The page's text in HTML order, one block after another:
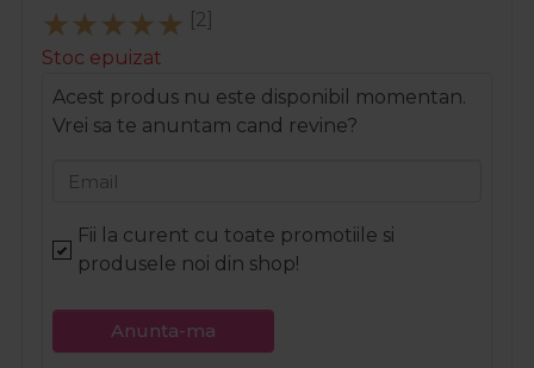
[2]
Stoc epuizat
Acest produs nu este disponibil momentan.
Vrei sa te anuntam cand revine?
Email
Fii la curent cu toate promotiile si
produsele noi din shop!
Anunta-ma